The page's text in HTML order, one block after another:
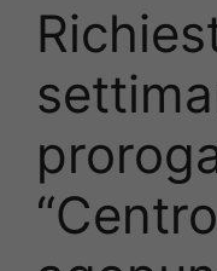
“Centro